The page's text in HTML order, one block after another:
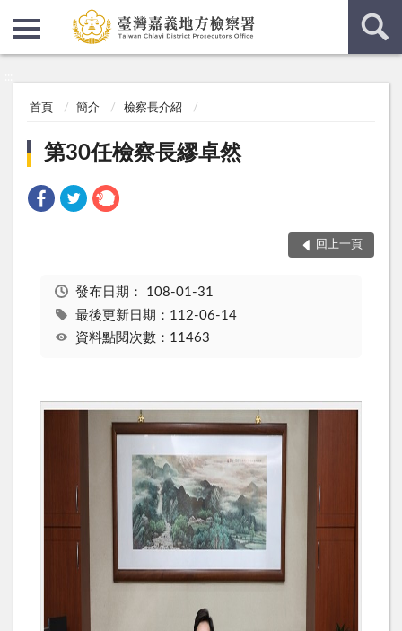
首頁 簡介 檢察長介紹
第30任檢察長繆卓然
回上一頁
發布日期： 108-01-31
最後更新日期：112-06-14
資料點閱次數：11463